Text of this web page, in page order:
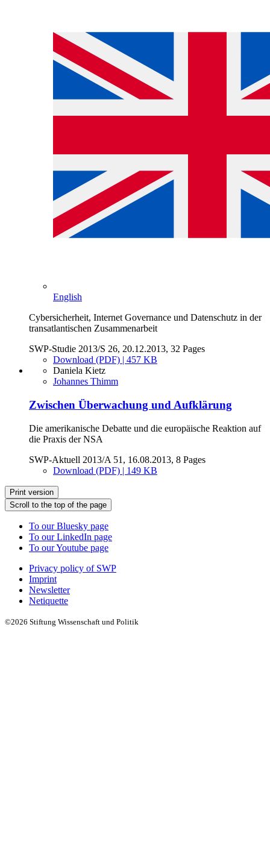
English
Cybersicherheit, Internet Governance und Datenschutz in der
transatlantischen Zusammenarbeit
SWP-Studie 2013/S 26, 20.12.2013, 32 Pages
Download (PDF) | 457 KB
Daniela Kietz
Johannes Thimm
Zwischen Überwachung und Aufklärung
Die amerikanische Debatte und die europäische Reaktion auf
die Praxis der NSA
SWP-Aktuell 2013/A 51, 16.08.2013, 8 Pages
Download (PDF) | 149 KB
Print version
Scroll to the top of the page
To our Bluesky page
To our LinkedIn page
To our Youtube page
Privacy policy of SWP
Imprint
Newsletter
Netiquette
©2026 Stiftung Wissenschaft und Politik